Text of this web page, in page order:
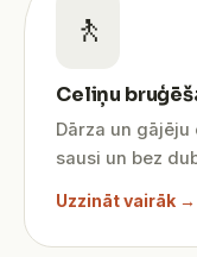
🚶
Celiņu
Dārza un
sausi un bez
Uzzināt vairāk →